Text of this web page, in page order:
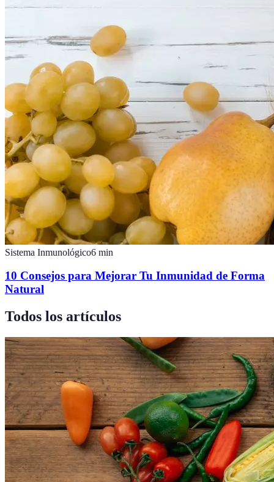
Sistema Inmunológico6 min
10 Consejos para Mejorar Tu Inmunidad de Forma
Natural
Todos los artículos